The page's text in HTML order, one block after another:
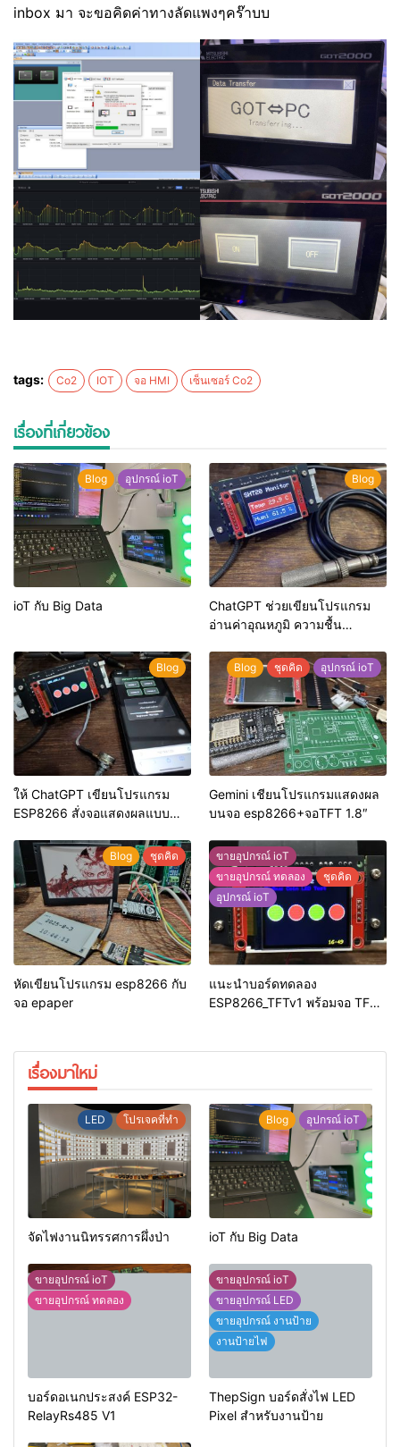
inbox มา จะขอคิดค่าทางลัดแพงๆคร๊าบบ
tags: Co2 IOT จอ HMI เซ็นเซอร์ Co2
เรื่องที่เกี่ยวข้อง
Blog อุปกรณ์ ioT
ioT กับ Big Data
Blog
ChatGPT ช่วยเขียนโปรแกรม
อ่านค่าอุณหภูมิ ความชื้น
ST7735
Blog
ให้ ChatGPT เขียนโปรแกรม
ESP8266 สั่งจอแสดงผลแบบ
Blog ชุดคิด อุปกรณ์ ioT
Gemini เชียนโปรแกรมแสดงผล
บนจอ esp8266+จอTFT 1.8″
Blog ชุดคิด
หัดเขียนโปรแกรม esp8266 กับ
จอ epaper
ขายอุปกรณ์ ioT
ขายอุปกรณ์ ทดลอง
ชุดคิด
อุปกรณ์ ioT
แนะนำบอร์ดทดลอง
ESP8266_TFTv1 พร้อมจอ TFT
เรื่องมาใหม่
LED โปรเจคที่ทำ
จัดไฟงานนิทรรศการผึ่งป่า
Blog อุปกรณ์ ioT
ioT กับ Big Data
ขายอุปกรณ์ ioT
ขายอุปกรณ์ ทดลอง
บอร์ดอเนกประสงค์ ESP32-
RelayRs485 V1
ขายอุปกรณ์ ioT
ขายอุปกรณ์ LED
ขายอุปกรณ์ งานป้าย
งานป้ายไฟ
ThepSign บอร์ดสั่งไฟ LED
Pixel สำหรับงานป้าย